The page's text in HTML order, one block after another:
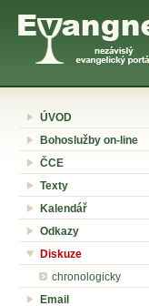
ÚVOD
Bohoslužby on-line
ČCE
Texty
Kalendář
Odkazy
Diskuze
chronologicky
Email